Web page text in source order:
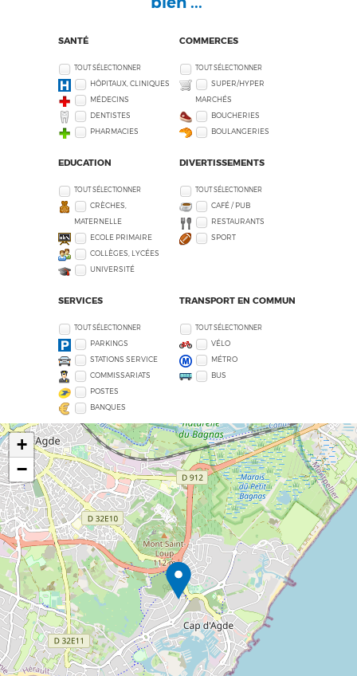
SANTÉ
TOUT SÉLECTIONNER
HÔPITAUX, CLINIQUES
MÉDECINS
DENTISTES
PHARMACIES
COMMERCES
TOUT SÉLECTIONNER
SUPER/HYPER
MARCHÉS
BOUCHERIES
BOULANGERIES
EDUCATION
TOUT SÉLECTIONNER
CRÈCHES,
MATERNELLE
ECOLE PRIMAIRE
COLLÈGES, LYCÉES
UNIVERSITÉ
DIVERTISSEMENTS
TOUT SÉLECTIONNER
CAFÉ / PUB
RESTAURANTS
SPORT
SERVICES
TOUT SÉLECTIONNER
PARKINGS
STATIONS SERVICE
COMMISSARIATS
POSTES
BANQUES
TRANSPORT EN COMMUN
TOUT SÉLECTIONNER
VÉLO
MÉTRO
BUS
+
−